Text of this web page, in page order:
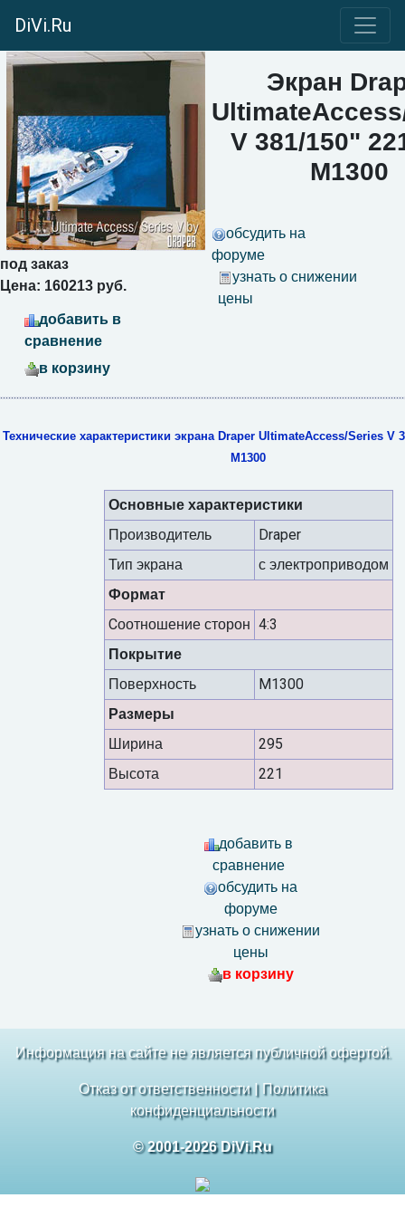
DiVi.Ru
под заказ
Цена: 160213 руб.
добавить в
сравнение
в корзину
Экран
V 381/150"
M1300
обсудить на
форуме
узнать о снижении
цены
Технические характеристики экрана Draper UltimateAccess/Series V
M1300
Основные характеристики
Производитель
Draper
Тип экрана
с электроприводом
Формат
Cоотношение сторон 4:3
Покрытие
Поверхность M1300
Размеры
Ширина
295
Высота
221
добавить в
сравнение
обсудить на
форуме
узнать о снижении
цены
в корзину
Информация на сайте не является публичной офертой.
Отказ от ответственности| Политика
конфиденциальности
© 2001-2026 DiVi.Ru